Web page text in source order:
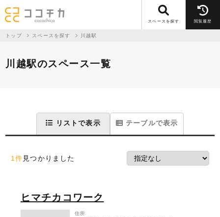
スペースを探す 閲覧履歴
トップ スペースを探す 川越駅
川越駅のスペース一覧
リストで表示 テーブルで表示
1件 見つかりました
ヒマチカコワーク
住所